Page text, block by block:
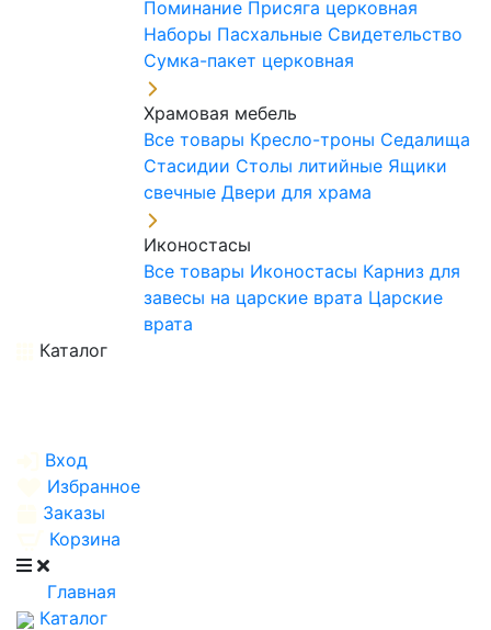
Поминание Присяга церковная
Наборы Пасхальные Свидетельство
Сумка-пакет церковная
Храмовая мебель
Все товары Кресло-троны Седалища
Стасидии Столы литийные Ящики
свечные Двери для храма
Иконостасы
Все товары Иконостасы Карниз для
завесы на царские врата Царские
врата
Каталог
Вход
Избранное
Заказы
Корзина
Главная
Каталог